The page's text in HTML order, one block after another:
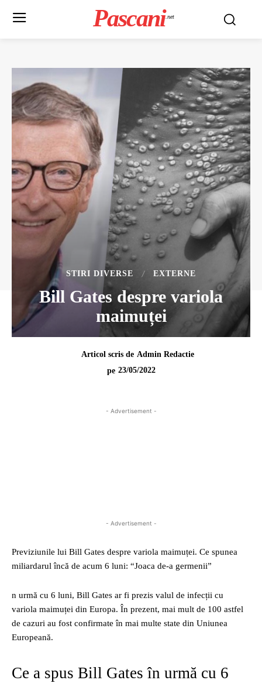
Pascani .net
STIRI DIVERSE EXTERNE
Bill Gates despre variola
maimuței
Articol scris de Admin Redactie
pe 23/05/2022
- Advertisement -
- Advertisement -
Previziunile lui Bill Gates despre variola maimuței. Ce spunea
miliardarul încă de acum 6 luni: “Joaca de-a germenii”
n urmă cu 6 luni, Bill Gates ar fi prezis valul de infecții cu
variola maimuței din Europa. În prezent, mai mult de 100 astfel
de cazuri au fost confirmate în mai multe state din Uniunea
Europeană.
Ce a spus Bill Gates în urmă cu 6